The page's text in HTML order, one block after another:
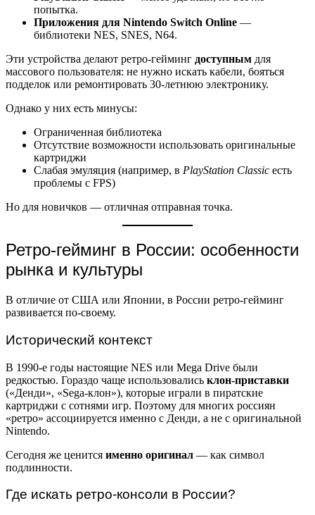
попытка.
Приложения для Nintendo Switch Online —
библиотеки NES, SNES, N64.
Эти устройства делают ретро-гейминг доступным для
массового пользователя: не нужно искать кабели, бояться
подделок или ремонтировать 30-летнюю электронику.
Однако у них есть минусы:
Ограниченная библиотека
Отсутствие возможности использовать оригинальные
картриджи
Слабая эмуляция (например, в PlayStation Classic есть
проблемы с FPS)
Но для новичков — отличная отправная точка.
Ретро-гейминг в России: особенности
рынка и культуры
В отличие от США или Японии, в России ретро-гейминг
развивается по-своему.
Исторический контекст
В 1990-е годы настоящие NES или Mega Drive были
редкостью. Гораздо чаще использовались клон-приставки
(«Денди», «Sega-клон»), которые играли в пиратские
картриджи с сотнями игр. Поэтому для многих россиян
«ретро» ассоциируется именно с Денди, а не с оригинальной
Nintendo.
Сегодня же ценится именно оригинал — как символ
подлинности.
Где искать ретро-консоли в России?